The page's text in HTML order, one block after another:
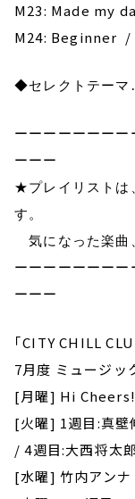
M23: Made my
M24: Beginner
◆セレクトテーマ
ーーーーーーー
ーーー
★プレイリストは
す。
気になった楽曲
ーーーーーーー
ーーー
｢CITY CHILL
7月度 ミュージッ
[月曜] Hi Cheers!
[火曜] 1週目:真壁
/ 4週目:大西将太郎
[水曜] 竹内アンナ